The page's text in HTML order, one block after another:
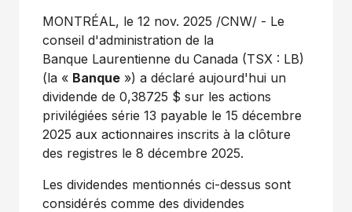
MONTRÉAL, le 12 nov. 2025 /CNW/ - Le
conseil d'administration de la
Banque Laurentienne du Canada (TSX : LB)
(la « Banque ») a déclaré aujourd'hui un
dividende de 0,38725 $ sur les actions
privilégiées série 13 payable le 15 décembre
2025 aux actionnaires inscrits à la clôture
des registres le 8 décembre 2025.
Les dividendes mentionnés ci-dessus sont
considérés comme des dividendes